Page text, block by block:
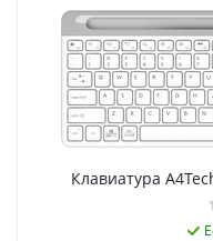
Клавиатура